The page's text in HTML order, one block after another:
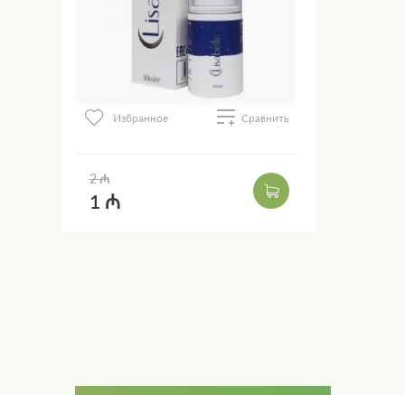
Избранное Сравнить
2 ₼
1 ₼